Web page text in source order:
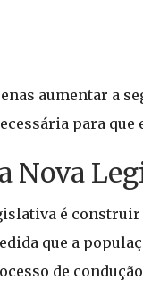
aumentar a
para
Nova
é
que a
de